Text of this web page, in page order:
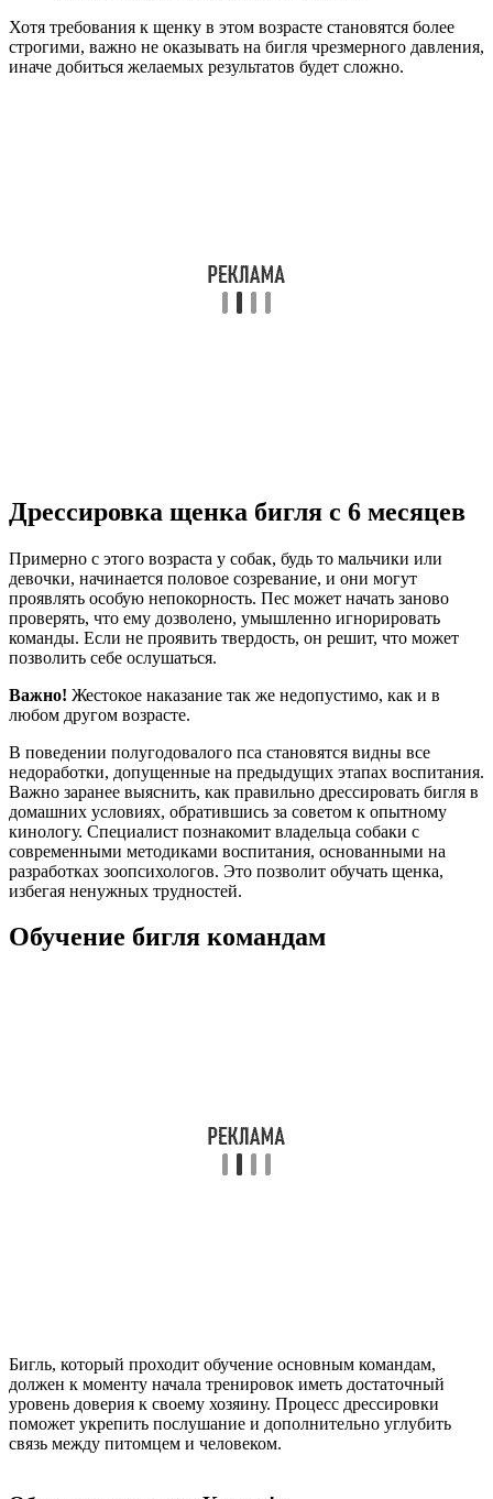
Хотя требования к щенку в этом возрасте становятся более
строгими, важно не оказывать на бигля чрезмерного давления,
иначе добиться желаемых результатов будет сложно.
Дрессировка щенка бигля с 6 месяцев
Примерно с этого возраста у собак, будь то мальчики или
девочки, начинается половое созревание, и они могут
проявлять особую непокорность. Пес может начать заново
проверять, что ему дозволено, умышленно игнорировать
команды. Если не проявить твердость, он решит, что может
позволить себе ослушаться.
Важно! Жестокое наказание так же недопустимо, как и в
любом другом возрасте.
В поведении полугодовалого пса становятся видны все
недоработки, допущенные на предыдущих этапах воспитания.
Важно заранее выяснить, как правильно дрессировать бигля в
домашних условиях, обратившись за советом к опытному
кинологу. Специалист познакомит владельца собаки с
современными методиками воспитания, основанными на
разработках зоопсихологов. Это позволит обучать щенка,
избегая ненужных трудностей.
Обучение бигля командам
Бигль, который проходит обучение основным командам,
должен к моменту начала тренировок иметь достаточный
уровень доверия к своему хозяину. Процесс дрессировки
поможет укрепить послушание и дополнительно углубить
связь между питомцем и человеком.